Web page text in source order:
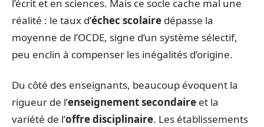
l’écrit et en sciences. Mais ce socle cache mal une
réalité : le taux d’échec scolaire dépasse la
moyenne de l’OCDE, signe d’un système sélectif,
peu enclin à compenser les inégalités d’origine.
Du côté des enseignants, beaucoup évoquent la
rigueur de l’enseignement secondaire et la
variété de l’offre disciplinaire. Les établissements